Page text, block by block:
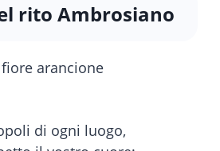
rito Ambrosiano
di ogni luogo,